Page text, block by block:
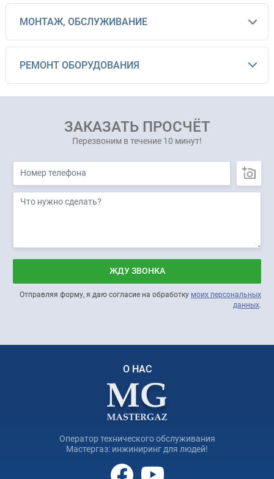
МОНТАЖ, ОБСЛУЖИВАНИЕ
РЕМОНТ ОБОРУДОВАНИЯ
ЗАКАЗАТЬ ПРОСЧЁТ
Перезвоним в течение 10 минут!
ЖДУ ЗВОНКА
Отправляя форму, я даю согласие на обработку моих персональных
данных.
О НАС
Оператор технического обслуживания
Мастергаз: инжиниринг для людей!